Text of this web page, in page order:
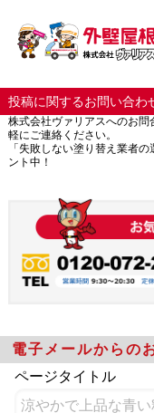
投稿に関するお問い合わ
株式会社ヴァリアスへのお
軽にご連絡ください。
「失敗しない塗り替え業者
ント中！
電子メールからの
ページタイトル